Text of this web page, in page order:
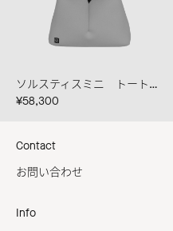
ソルスティスミニ トート クラウド
¥58,300
Contact
お問い合わせ
Info